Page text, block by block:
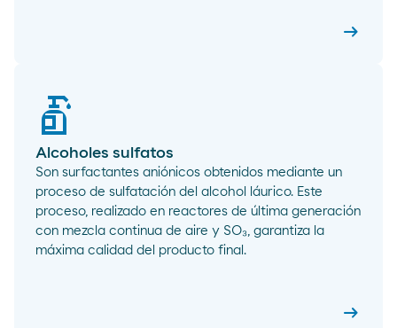
arrow_right_alt
Alcoholes sulfatos
Son surfactantes aniónicos obtenidos mediante un
proceso de sulfatación del alcohol láurico. Este
proceso, realizado en reactores de última generación
con mezcla continua de aire y SO₃, garantiza la
máxima calidad del producto final.
arrow_right_alt